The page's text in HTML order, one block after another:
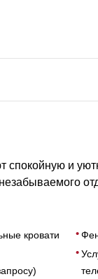
спокойную и
кровати